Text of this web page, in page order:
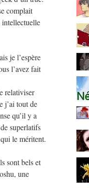
complait
intellectuelle
je l’espère
l’avez fait
relativiser
j’ai tout de
qu’il y a
superlatifs
le méritent.
sont bels et
une